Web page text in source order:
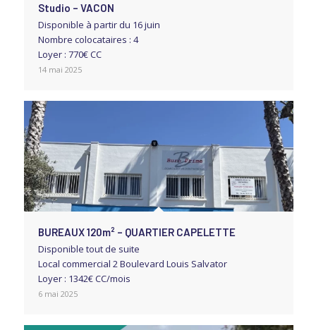
Studio – VACON
Disponible à partir du 16 juin
Nombre colocataires : 4
Loyer : 770€ CC
14 mai 2025
BUREAUX 120m² – QUARTIER CAPELETTE
Disponible tout de suite
Local commercial 2 Boulevard Louis Salvator
Loyer : 1342€ CC/mois
6 mai 2025